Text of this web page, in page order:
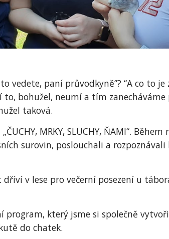
vedete, paní průvodkyně”? “A co to
bohužel, neumí a tím zanecháváme
taková.
MRKY, SLUCHY, ŇAMI“.
surovin, poslouchali a
v lese pro večerní posezení u
který jsme si společně
do chatek.